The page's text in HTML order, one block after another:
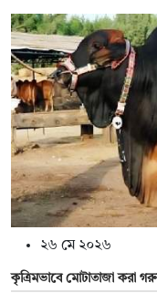
২৬ মে ২০২৬
কৃত্রিমভাবে মোটাতাজা করা